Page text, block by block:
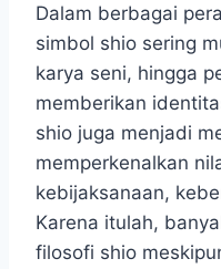
Dalam berbagai
simbol shio sering
karya seni, hingga
memberikan
shio juga menjadi
memperkenalkan
kebijaksanaan,
Karena itulah,
filosofi shio